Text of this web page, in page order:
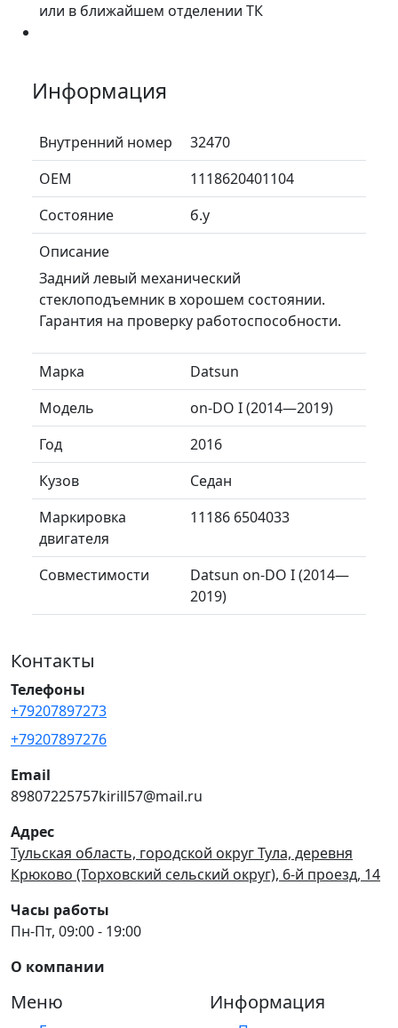
или в ближайшем отделении ТК
Информация
Внутренний номер
32470
ОЕМ
1118620401104
Состояние
б.у
Описание
Задний левый механический
стеклоподъемник в хорошем состоянии.
Гарантия на проверку работоспособности.
Марка
Datsun
Модель
on-DO I (2014—2019)
Год
2016
Кузов
Седан
Маркировка
двигателя
11186 6504033
Совместимости
Datsun on-DO I (2014—
2019)
Контакты
Телефоны
+79207897273
+79207897276
Email
89807225757kirill57@mail.ru
Адрес
Тульская область, городской округ Тула, деревня
Крюково (Торховский сельский округ), 6-й проезд, 14
Часы работы
Пн-Пт, 09:00 - 19:00
О компании
Меню Информация